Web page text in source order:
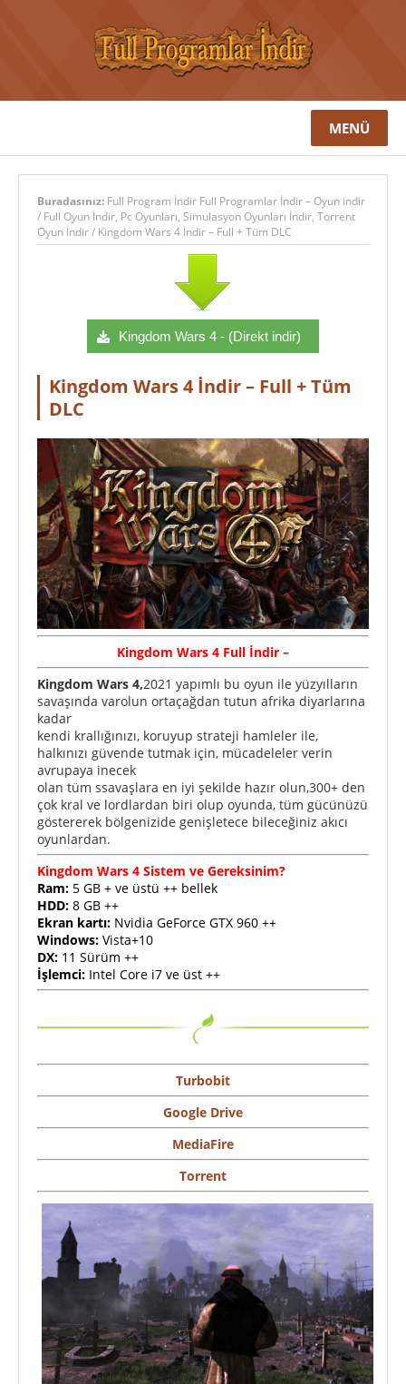
MENÜ
Buradasınız: Full Program İndir Full Programlar İndir – Oyun indir
/ Full Oyun İndir, Pc Oyunları, Simulasyon Oyunları İndir, Torrent
Oyun İndir/ Kingdom Wars 4 İndir – Full + Tüm DLC
Kingdom Wars 4 - (Direkt indir)
Kingdom Wars 4 İndir – Full + Tüm
DLC
Kingdom Wars 4 Full İndir –
Kingdom Wars 4,2021 yapımlı bu oyun ile yüzyılların
savaşında varolun ortaçağdan tutun afrika diyarlarına
kadar
kendi krallığınızı, koruyup strateji hamleler ile,
halkınızı güvende tutmak için, mücadeleler verin
avrupaya inecek
olan tüm ssavaşlara en iyi şekilde hazır olun,300+ den
çok kral ve lordlardan biri olup oyunda, tüm gücünüzü
göstererek bölgenizide genişletece bileceğiniz akıcı
oyunlardan.
Kingdom Wars 4 Sistem ve Gereksinim?
Ram: 5 GB + ve üstü ++ bellek
HDD: 8 GB ++
Ekran kartı: Nvidia GeForce GTX 960 ++
Windows: Vista+10
DX: 11 Sürüm ++
İşlemci: Intel Core i7 ve üst ++
Turbobit
Google Drive
MediaFire
Torrent